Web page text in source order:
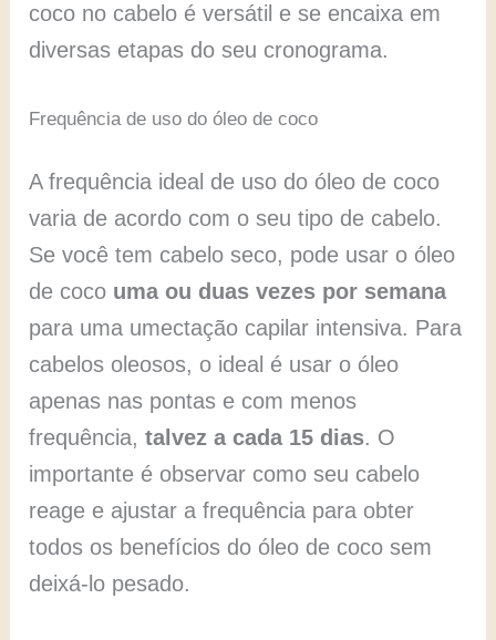
coco no cabelo é versátil e se encaixa em
diversas etapas do seu cronograma.
Frequência de uso do óleo de coco
A frequência ideal de uso do óleo de coco
varia de acordo com o seu tipo de cabelo.
Se você tem cabelo seco, pode usar o óleo
de coco uma ou duas vezes por semana
para uma umectação capilar intensiva. Para
cabelos oleosos, o ideal é usar o óleo
apenas nas pontas e com menos
frequência,talvez a cada 15 dias. O
importante é observar como seu cabelo
reage e ajustar a frequência para obter
todos os benefícios do óleo de coco sem
deixá-lo pesado.